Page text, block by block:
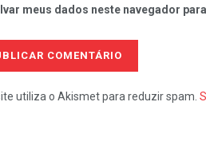
meus dados neste navegador
utiliza o Akismet para reduzir spam.